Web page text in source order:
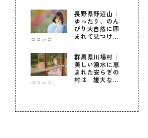
ロコレコ
長野県野辺山｜
ゆったり、のん
びり大自然に囲
まれて見つけ
ロコレコ
群馬県川場村｜
美しい湧水に恵
まれた安らぎの
村は 雄大な自